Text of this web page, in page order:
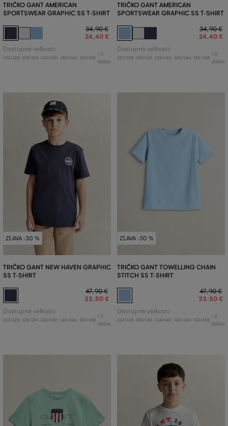
TRIČKO GANT AMERICAN
SPORTSWEAR GRAPHIC SS T-SHIRT
34,90 €
24,40 €
Dostupné veľkosti:
122/128 128/134 134/140 140/146 152/158
+2
ďalšie
TRIČKO GANT AMERICAN
SPORTSWEAR GRAPHIC SS T-SHIRT
34,90 €
24,40 €
Dostupné veľkosti:
122/128 128/134 134/140 140/146 152/158
+2
ďalšie
ZĽAVA -30 %
TRIČKO GANT NEW HAVEN GRAPHIC
SS T-SHIRT
47,90 €
33,50 €
Dostupné veľkosti:
122/128 128/134 134/140 140/146 152/158
+2
ďalšie
ZĽAVA -30 %
TRIČKO GANT TOWELLING CHAIN
STITCH SS T-SHIRT
47,90 €
33,50 €
Dostupné veľkosti:
122/128 128/134 134/140 140/146 152/158
+2
ďalšie